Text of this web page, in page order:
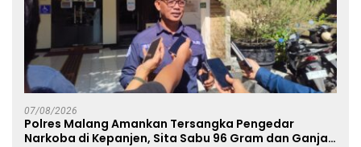
07/08/2026
Polres Malang Amankan Tersangka Pengedar
Narkoba di Kepanjen, Sita Sabu 96 Gram dan Ganja